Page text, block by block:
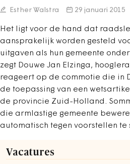
Esther Walstra 29 januari 2015
Het ligt voor de hand dat
aansprakelijk worden gesteld
uitgaven als hun gemeente
zegt Douwe Jan Elzinga,
reageert op de commotie die in
de toepassing van een
de provincie Zuid-Holland.
die armlastige gemeente
automatisch tegen voorstellen te
Vacatures